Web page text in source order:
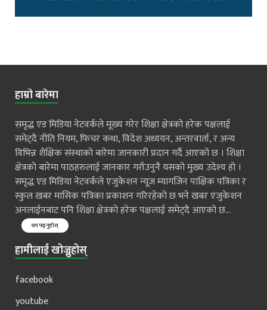
हाम्रो बारेमा
समृद्ध एड मिडिया नेटवर्कले मूख्य गरेर शिक्षा क्षेत्रको हरेक पक्षलाई
समेट्दै नीति नियम, फिचर कथा, विदेश अध्ययन, अन्तरवार्ता, र अन्य
विभिन्न शैक्षिक संस्थाको बारेमा जानकारी प्रदान गर्दै आएको छ । शिक्षा
क्षेत्रको बारेमा पाठहरुलाई जानकार गराँउनुनै यसको मुख्य उदेश्य हो ।
समृद्ध एड मिडिया नेटवर्कले एजुकेशन न्यूज म्यागजिन पाक्षिक पत्रिका र
स्कुल खबर मासिक पत्रिका प्रकाशन गरिरहेको छ भने खबर एजुकेशन
अनलाईनबाट पनि शिक्षा क्षेत्रको हरेक पक्षलाई समेट्दै आएको छ...
थप पढ्नुहोस्
हामीलाई खोज्नुहोस्
facebook
youtube